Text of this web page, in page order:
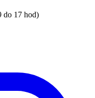
do 17 hod)